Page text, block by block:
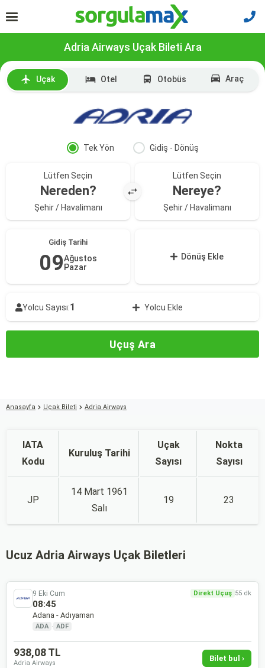
Adria Airways Uçak Bileti Ara
Uçak Otel Otobüs Araç
Tek Yön Gidiş - Dönüş
Lütfen Seçin
Nereden?
Şehir / Havalimanı
Lütfen Seçin
Nereye?
Şehir / Havalimanı
Gidiş Tarihi
09Ağustos
Pazar
Dönüş Ekle
Yolcu Sayısı:1 Yolcu Ekle
Uçuş Ara
Anasayfa Uçak Bileti Adria Airways
IATA
Kodu
Kuruluş Tarihi
Uçak
Sayısı
Nokta
Sayısı
JP
14 Mart 1961
Salı
19 23
Ucuz Adria Airways Uçak Biletleri
9 Eki Cum Direkt Uçuş 55 dk
08:45
Adana - Adıyaman
ADA · ADF
938,08 TL
Adria Airways
Bilet bul ›